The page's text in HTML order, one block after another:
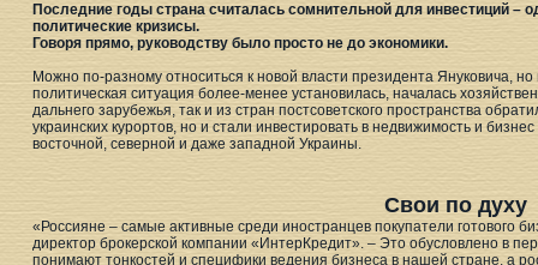
Последние годы страна считалась сомнительной для инвестиций –
политические кризисы.
Говоря прямо, руководству было просто не до экономики.
Можно по-разному относиться к новой власти президента Януковича,
политическая ситуация более-менее установилась, началась
дальнего зарубежья, так и из стран постсоветского пространства
украинских курортов, но и стали инвестировать в недвижимость и
восточной, северной и даже западной Украины.
Свои по духу
«Россияне – самые активные среди иностранцев покупатели готового
директор брокерской компании «ИнтерКредит». – Это обусловлено в
понимают тонкостей и специфики ведения бизнеса в нашей стране, а